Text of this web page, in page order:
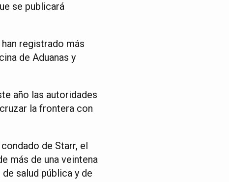
se publicará
registrado más
de Aduanas y
año las autoridades
la frontera con
de Starr, el
más de una veintena
salud pública y de